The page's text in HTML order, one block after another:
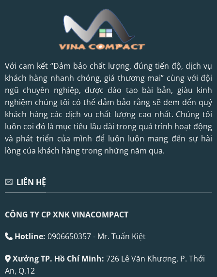
Với cam kết “Đảm bảo chất lượng, đúng tiến độ, dịch vụ
khách hàng nhanh chóng, giá thương mai” cùng với đội
ngũ chuyên nghiệp, được đào tạo bài bản, giàu kinh
nghiệm chúng tôi có thể đảm bảo rằng sẽ đem đến quý
khách hàng các dịch vụ chất lượng cao nhất. Chúng tôi
luôn coi đó là mục tiêu lâu dài trong quá trình hoạt động
và phát triển của mình để luôn luôn mang đến sự hài
lòng của khách hàng trong những năm qua.
LIÊN HỆ
CÔNG TY CP XNK VINACOMPACT
Hotline: 0906650357 - Mr. Tuấn Kiệt
Xưởng TP. Hồ Chí Minh: 726 Lê Văn Khương, P. Thới
An, Q.12